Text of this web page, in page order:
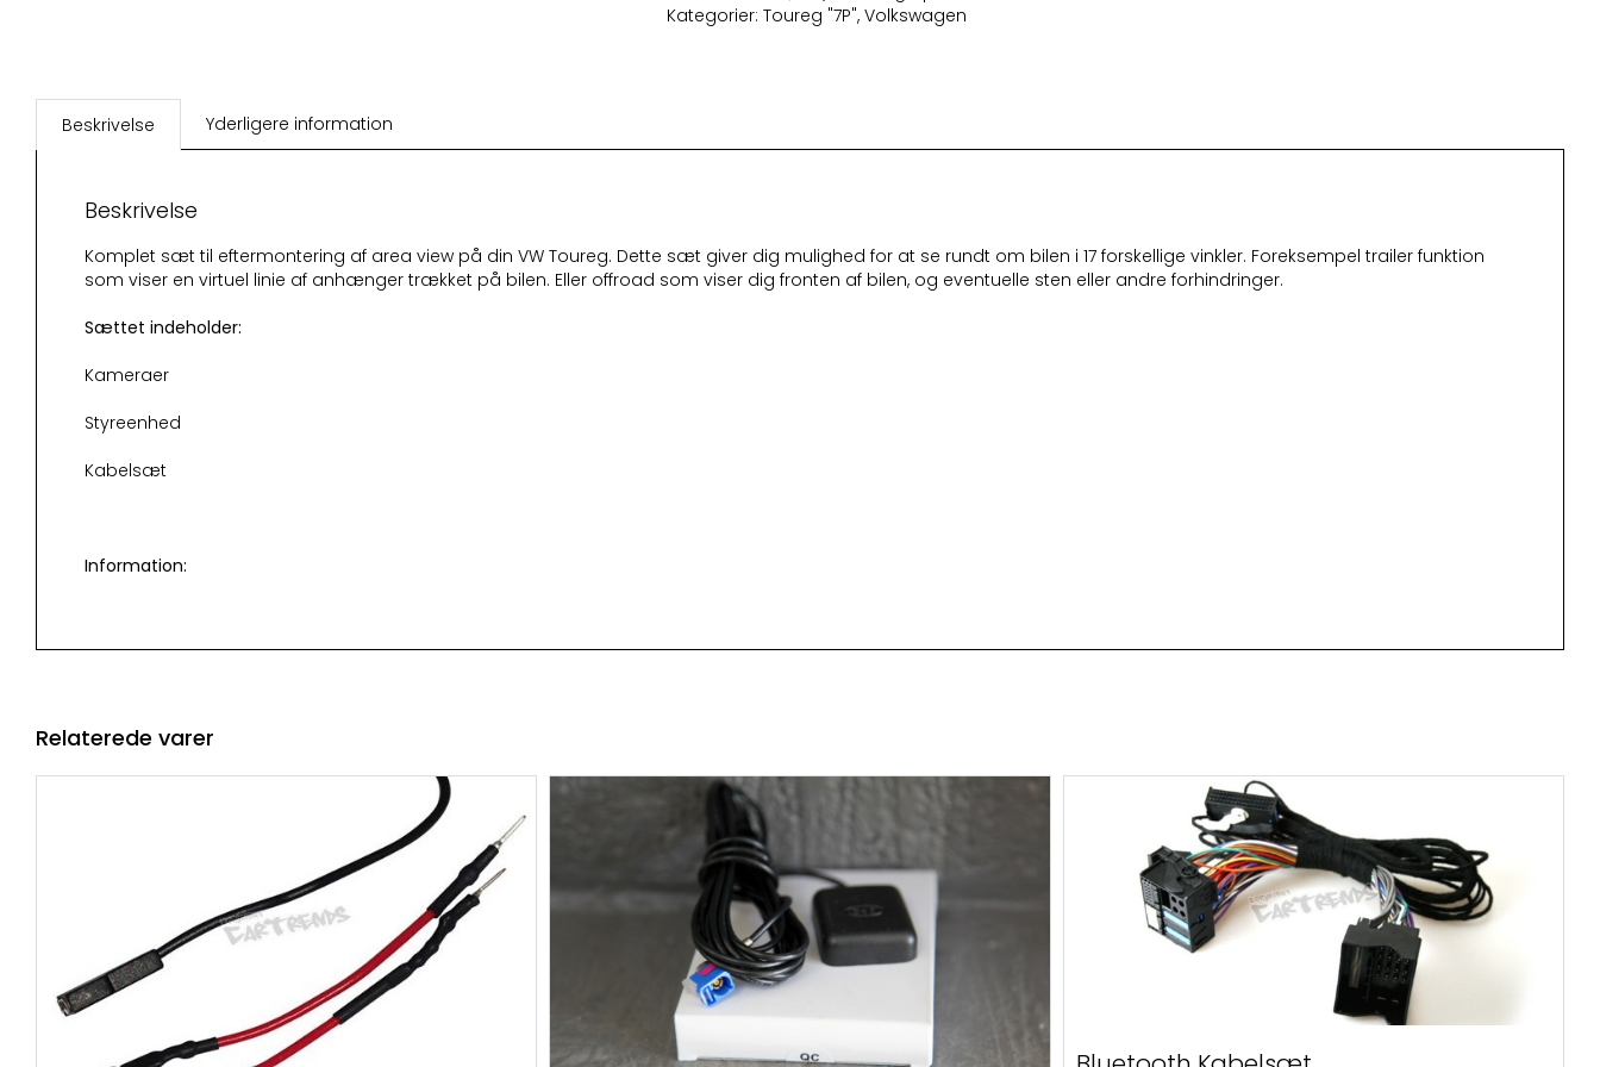
Kategorier: Toureg "7P", Volkswagen
Beskrivelse Yderligere information
Beskrivelse
Komplet sæt til eftermontering af area view på din VW Toureg. Dette sæt giver dig mulighed for at se rundt om bilen i 17 forskellige vinkler. Foreksempel trailer funktion
som viser en virtuel linie af anhænger trækket på bilen. Eller offroad som viser dig fronten af bilen, og eventuelle sten eller andre forhindringer.
Sættet indeholder:
Kameraer
Styreenhed
Kabelsæt
Information:
Relaterede varer